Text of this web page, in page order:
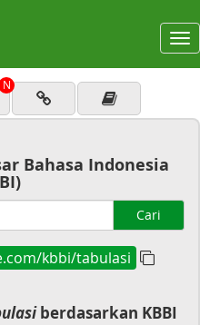
N
Bahasa Indonesia
Cari
kbbi/tabulasi
berdasarkan KBBI